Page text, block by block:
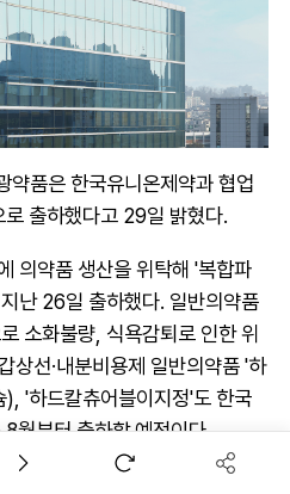
품은 한국유니온제약과 협업
출하했다고 29일 밝혔다.
의약품 생산을 위탁해 '복합파
난 26일 출하했다. 일반의약품
소화불량, 식욕감퇴로 인한 위
상선·내분비용제 일반의약품 '하
'하드칼츄어블이지정'도 한국
월부터 출하할 예정이다.